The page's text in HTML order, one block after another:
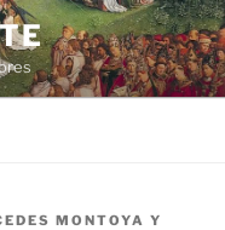
MONTOYA Y